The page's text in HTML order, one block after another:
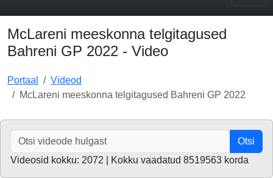
McLareni meeskonna telgitagused
Bahreni GP 2022 - Video
Portaal
Videod
McLareni meeskonna telgitagused Bahreni GP 2022
Otsi
Videosid kokku: 2072 | Kokku vaadatud 8519563 korda